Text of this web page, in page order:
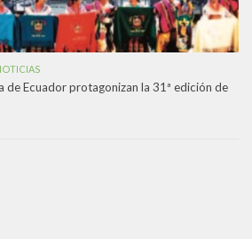
de Ecuador protagonizan la 31ª edición de